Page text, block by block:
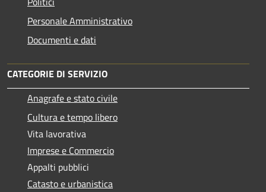
Personale Amministrativo
Documenti e dati
CATEGORIE DI SERVIZIO
Anagrafe e stato civile
Cultura e tempo libero
Vita lavorativa
Imprese e Commercio
Appalti pubblici
Catasto e urbanistica